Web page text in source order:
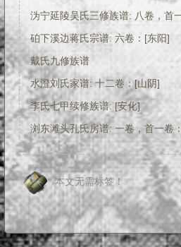
砶下溪边蒋氏宗谱: 六卷：[东阳]
戴氏九修族谱
水澄刘氏家谱: 十二卷：[山阴]
李氏七甲续修族谱: [安化]
浏东滩头孔氏房谱: 一卷，首一卷
本文无需标签！